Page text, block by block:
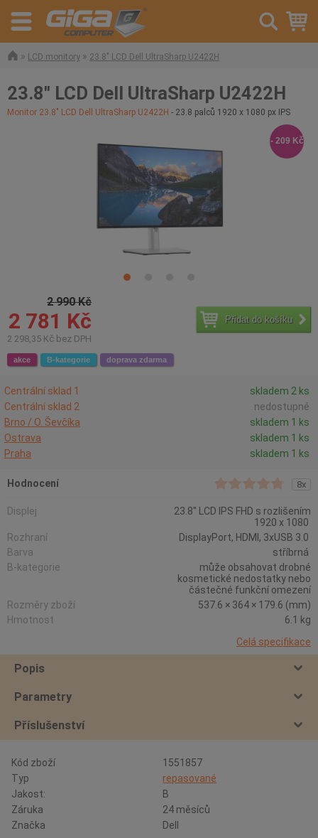
» LCD monitory » 23.8" LCD Dell UltraSharp U2422H
23.8" LCD Dell UltraSharp U2422H
Monitor 23.8" LCD Dell UltraSharp U2422H - 23.8 palců 1920 x 1080 px IPS
2 990 Kč
2 781 Kč
2 298,35 Kč bez DPH
Přidat do košíku
akce B-kategorie doprava zdarma
- 209 Kč
Centrální sklad 1
skladem 2 ks
Centrální sklad 2
nedostupné
Brno / O. Ševčíka
skladem 1 ks
Ostrava
skladem 1 ks
Praha
skladem 1 ks
Hodnocení 8x
Displej
23.8" LCD IPS FHD s rozlišením
1920 x 1080
Rozhraní
DisplayPort, HDMI, 3xUSB 3.0
Barva
stříbrná
B-kategorie
může obsahovat drobné
kosmetické nedostatky nebo
částečné funkční omezení
Rozměry zboží
537.6 × 364 × 179.6 (mm)
Hmotnost
6.1 kg
Celá specifikace
Popis
Parametry
Příslušenství
Kód zboží
1551857
Typ
repasované
Jakost:
B
Záruka
24 měsíců
Značka
Dell